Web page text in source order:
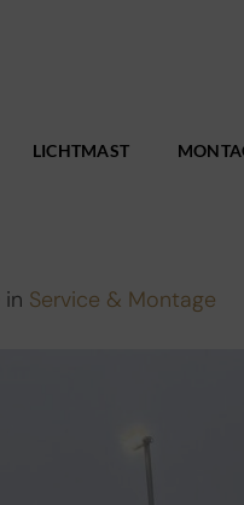
LICHTMAST
in Service & Montage